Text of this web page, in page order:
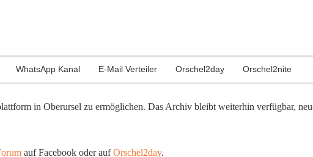
WhatsApp Kanal E-Mail Verteiler Orschel2day Orschel2nite
in Oberursel zu ermöglichen. Das Archiv bleibt weiterhin verfügbar,
auf Facebook oder aufOrschel2day.